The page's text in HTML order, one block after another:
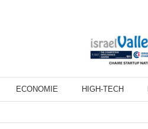
ECONOMIE HIGH-TECH